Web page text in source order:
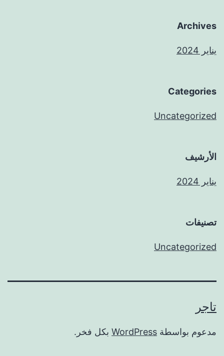
Archives
يناير 2024
Categories
Uncategorized
الأرشيف
يناير 2024
تصنيفات
Uncategorized
تاجر
مدعوم بواسطة WordPress بكل فخر.